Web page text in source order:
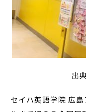
出
セイハ英語学院 広